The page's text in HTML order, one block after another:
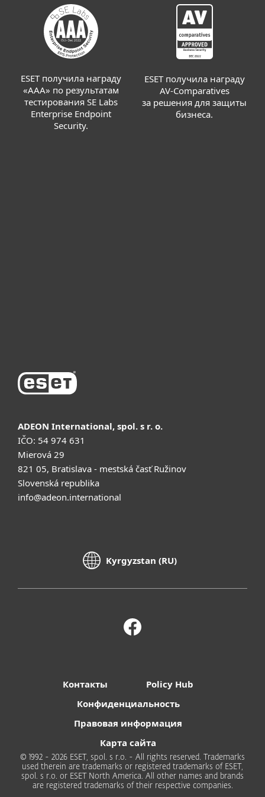
ESET получила награду
«AAA» по результатам
тестирования SE Labs
Enterprise Endpoint
Security.
ESET получила награду
AV-Comparatives
за решения для защиты
бизнеса.
ADEON International, spol. s r. o.
IČO: 54 974 631
Mierová 29
821 05, Bratislava - mestská časť Ružinov
Slovenská republika
info@adeon.international
Kyrgyzstan (RU)
Контакты
Policy Hub
Конфиденциальность
Правовая информация
Карта сайта
© 1992 - 2026 ESET, spol. s r.o. - All rights reserved. Trademarks
used therein are trademarks or registered trademarks of ESET,
spol. s r.o. or ESET North America. All other names and brands
are registered trademarks of their respective companies.